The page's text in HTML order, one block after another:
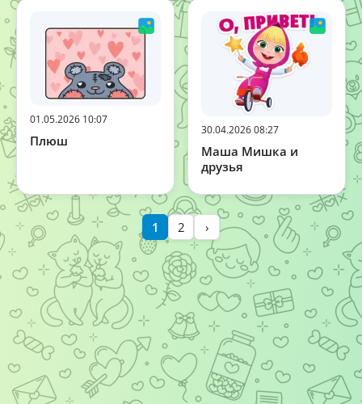
01.05.2026 10:07
Плюш
30.04.2026 08:27
Маша Мишка и
друзья
1 2 ›